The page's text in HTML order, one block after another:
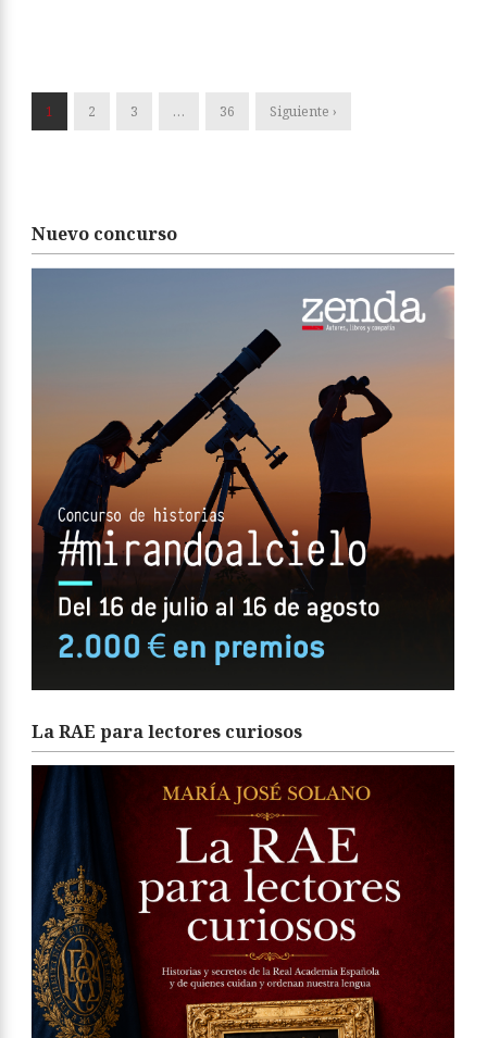
1 2 3 … 36 Siguiente ›
Nuevo concurso
La RAE para lectores curiosos